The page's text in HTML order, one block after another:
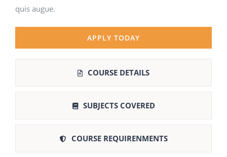
quis augue.
APPLY TODAY
COURSE DETAILS
SUBJECTS COVERED
COURSE REQUIRENMENTS